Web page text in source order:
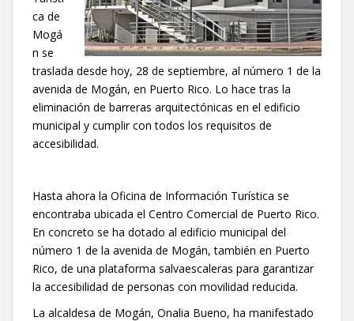
ca de
Mogá
n se
traslada desde hoy, 28 de septiembre, al número 1 de la
avenida de Mogán, en Puerto Rico. Lo hace tras la
eliminación de barreras arquitectónicas en el edificio
municipal y cumplir con todos los requisitos de
accesibilidad.
Hasta ahora la Oficina de Información Turística se
encontraba ubicada el Centro Comercial de Puerto Rico.
En concreto se ha dotado al edificio municipal del
número 1 de la avenida de Mogán, también en Puerto
Rico, de una plataforma salvaescaleras para garantizar
la accesibilidad de personas con movilidad reducida.
La alcaldesa de Mogán, Onalia Bueno, ha manifestado